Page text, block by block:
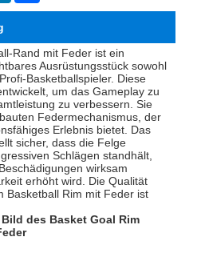
Rand mit Feder ist ein
Ausrüstungsstück sowohl
Basketballspieler. Diese
um das Gameplay zu
zu verbessern. Sie
Federmechanismus, der
Erlebnis bietet. Das
sicher, dass die Felge
Schlägen standhält,
wirksam
erhöht wird. Die Qualität
Basketball Rim mit Feder ist
des Basket Goal Rim